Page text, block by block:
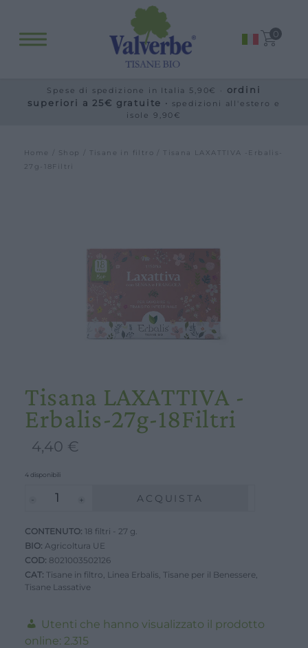
0
Blog
Visite guidate
Offerte scuole e gruppi
Spese di spedizione in Italia 5,90€ · ordini
superiori a 25€ gratuite · spedizioni all'estero e
isole 9,90€
Home Shop Tisane in filtro / Tisana LAXATTIVA -Erbalis-
27g-18Filtri
Tisana LAXATTIVA -
Erbalis-27g-18Filtri
4,40 €
4 disponibili
Tisana
-
Erbalis-
27g-
18Filtri
ACQUISTA
CONTENUTO: 18 filtri - 27 g.
BIO: Agricoltura UE
COD: 8021003502126
CAT: Tisane in filtro, Linea Erbalis, Tisane per il Benessere,
Tisane Lassative
Utenti che hanno visualizzato il prodotto
online: 2.315